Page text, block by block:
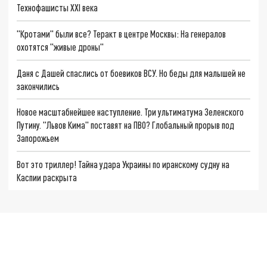
Технофашисты XXI века
"Кротами" были все? Теракт в центре Москвы: На генералов
охотятся "живые дроны"
Даня с Дашей спаслись от боевиков ВСУ. Но беды для малышей не
закончились
Новое масштабнейшее наступление. Три ультиматума Зеленского
Путину. "Львов Кима" поставят на ПВО? Глобальный прорыв под
Запорожьем
Вот это триллер! Тайна удара Украины по иранскому судну на
Каспии раскрыта